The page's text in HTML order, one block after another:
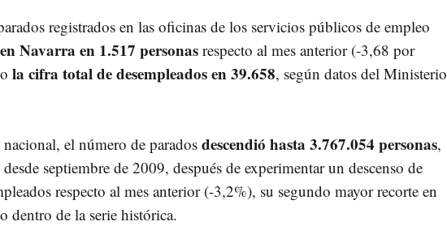
registrados en las oficinas de los servicios públicos de empleo
Navarra en 1.517 personasrespecto al mes anterior (-3,68 por
la cifra total de desempleados en 39.658, según datos del Ministerio
el número de parados descendió hasta 3.767.054 personas,
septiembre de 2009, después de experimentar un descenso de
respecto al mes anterior (-3,2%), su segundo mayor recorte en
dentro de la serie histórica.